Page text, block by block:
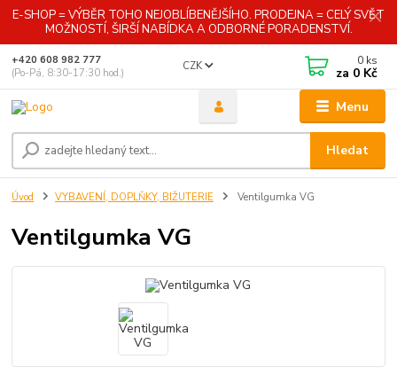
E-SHOP = VÝBĚR TOHO NEJOBLÍBENĚJŠÍHO. PRODEJNA = CELÝ SVĚT
MOŽNOSTÍ, ŠIRŠÍ NABÍDKA A ODBORNÉ PORADENSTVÍ.
Menu
CZK
Hledat
+420 608 982 777
(Po-Pá, 8:30-17:30 hod.)
0 ks
za 0 Kč
Úvod VYBAVENÍ, DOPLŇKY, BIŽUTERIE Ventilgumka VG
Ventilgumka VG